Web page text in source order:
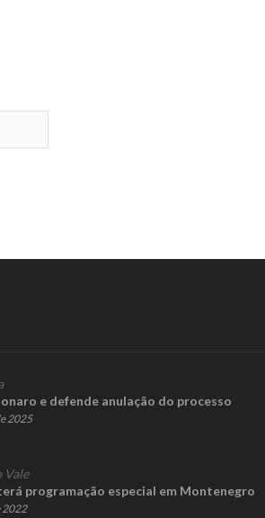
e defende anulação do processo
2025
Vale
programação especial em Montenegro
2022